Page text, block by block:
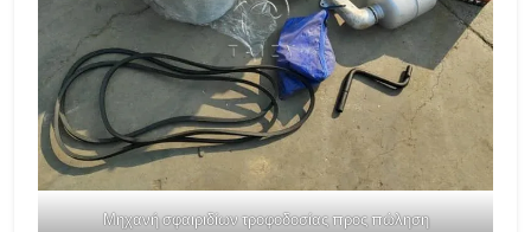
Μηχανή σφαιριδίων τροφοδοσίας προς πώληση